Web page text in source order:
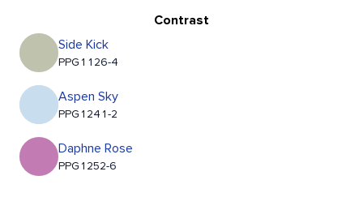
Contrast
Side Kick
PPG1126-4
Aspen Sky
PPG1241-2
Daphne Rose
PPG1252-6